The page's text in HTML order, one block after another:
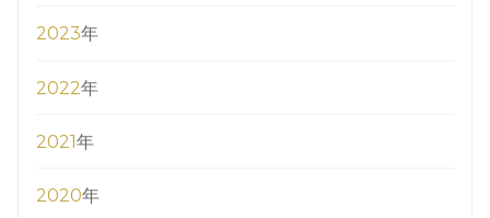
2023年
2022年
2021年
2020年